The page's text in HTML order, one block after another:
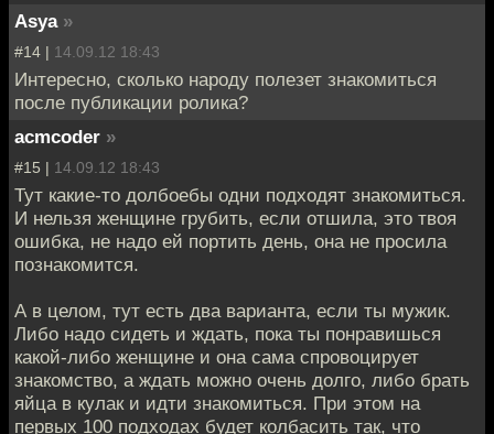
Asya »
#14 | 14.09.12 18:43
Интересно, сколько народу полезет знакомиться
после публикации ролика?
acmcoder »
#15 | 14.09.12 18:43
Тут какие-то долбоебы одни подходят знакомиться.
И нельзя женщине грубить, если отшила, это твоя
ошибка, не надо ей портить день, она не просила
познакомится.
А в целом, тут есть два варианта, если ты мужик.
Либо надо сидеть и ждать, пока ты понравишься
какой-либо женщине и она сама спровоцирует
знакомство, а ждать можно очень долго, либо брать
яйца в кулак и идти знакомиться. При этом на
первых 100 подходах будет колбасить так, что